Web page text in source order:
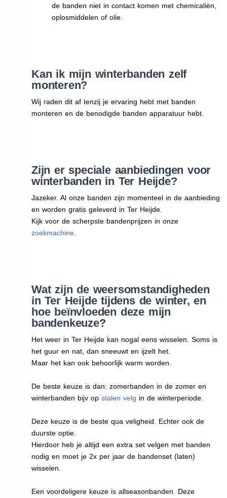
de banden niet in contact komen met chemicaliën,
oplosmiddelen of olie.
Kan ik mijn winterbanden zelf
monteren?
Wij raden dit af tenzij je ervaring hebt met banden
monteren en de benodigde banden apparatuur hebt.
Zijn er speciale aanbiedingen voor
winterbanden in Ter Heijde?
Jazeker. Al onze banden zijn momenteel in de aanbieding
en worden gratis geleverd in Ter Heijde.
Kijk voor de scherpste bandenprijzen in onze
zoekmachine.
Wat zijn de weersomstandigheden
in Ter Heijde tijdens de winter, en
hoe beïnvloeden deze mijn
bandenkeuze?
Het weer in Ter Heijde kan nogal eens wisselen. Soms is
het guur en nat, dan sneeuwt en ijzelt het.
Maar het kan ook behoorlijk warm worden.
De beste keuze is dan: zomerbanden in de zomer en
winterbanden bijv op stalen velg in de winterperiode.
Deze keuze is de beste qua veligheid. Echter ook de
duurste optie.
Hierdoor heb je altijd een extra set velgen met banden
nodig en moet je 2x per jaar de bandenset (laten)
wisselen.
Een voordeligere keuze is allseasonbanden. Deze